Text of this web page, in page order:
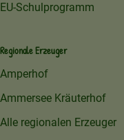
EU-Schulprogramm
Regionale Erzeuger
Amperhof
Ammersee Kräuterhof
Alle regionalen Erzeuger